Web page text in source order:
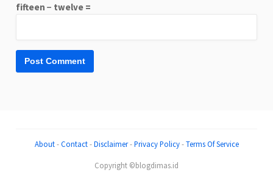
fifteen − twelve =
About-Contact-Disclaimer-Privacy Policy-Terms Of Service
Copyright ©blogdimas.id